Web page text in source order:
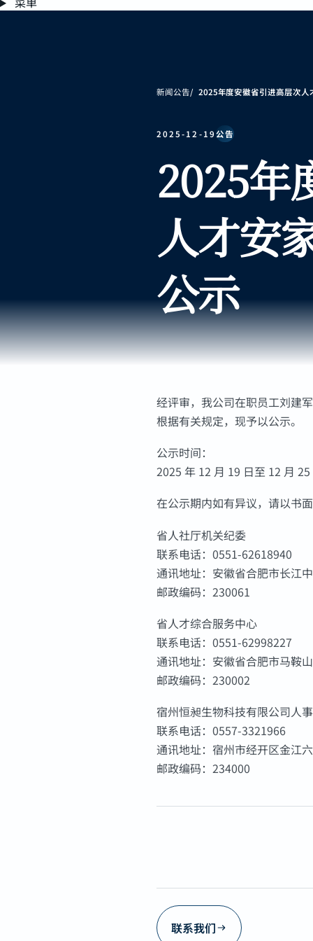
新闻公告 2025年度安徽省引进高层次
2025-12-19公告
2025年
人才安
公示
经评审，我公司在职员工刘建
根据有关规定，现予以公示。
公示时间：
2025 年 12 月 19 日至 12 月
在公示期内如有异议，请以书
省人社厅机关纪委
联系电话：0551-62618940
通讯地址：安徽省合肥市长江
邮政编码：230061
省人才综合服务中心
联系电话：0551-62998227
通讯地址：安徽省合肥市马鞍
邮政编码：230002
宿州恒昶生物科技有限公司人
联系电话：0557-3321966
通讯地址：宿州市经开区金江
邮政编码：234000
联系我们